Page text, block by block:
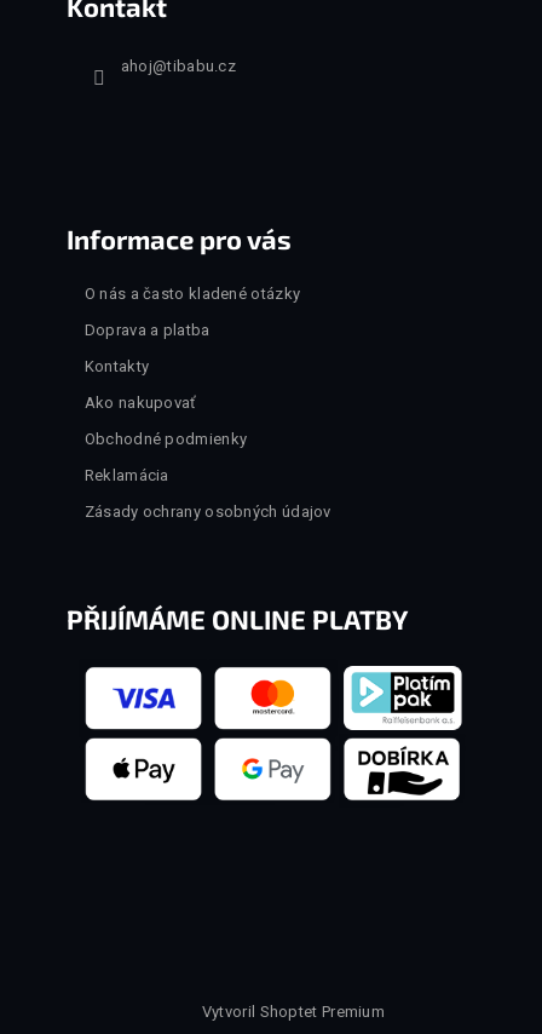
Kontakt
ahoj@tibabu.cz
Informace pro vás
O nás a často kladené otázky
Doprava a platba
Kontakty
Ako nakupovať
Obchodné podmienky
Reklamácia
Zásady ochrany osobných údajov
PŘIJÍMÁME ONLINE PLATBY
Vytvoril Shoptet Premium